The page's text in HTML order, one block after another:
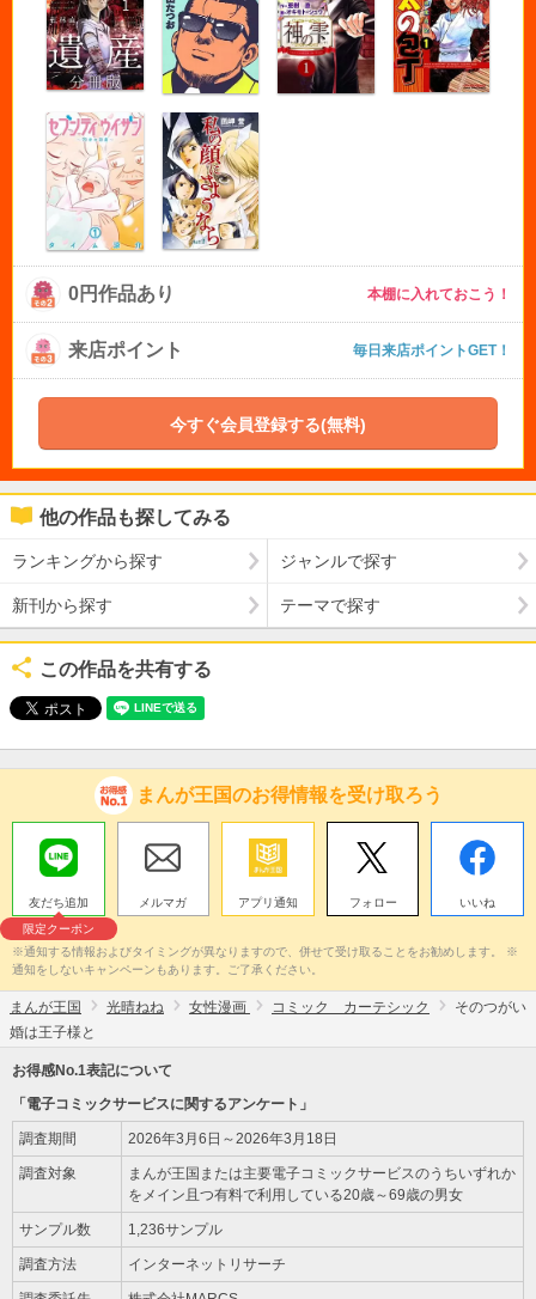
0円作品あり 本棚に入れておこう！
来店ポイント 毎日来店ポイントGET！
今すぐ会員登録する(無料)
他の作品も探してみる
ランキングから探す ジャンルで探す
新刊から探す テーマで探す
この作品を共有する
まんが王国のお得情報を受け取ろう
友だち追加
限定クーポン
メルマガ アプリ通知 フォロー いいね
※通知する情報およびタイミングが異なりますので、併せて受け取ることをお勧めします。 ※
通知をしないキャンペーンもあります。ご了承ください。
まんが王国 光晴ねね 女性漫画 コミック カーテシック
そのつがい
婚は王子様と
お得感No.1表記について
「電子コミックサービスに関するアンケート」
調査期間 2026年3月6日～2026年3月18日
調査対象
まんが王国または主要電子コミックサービスのうちいずれか
をメイン且つ有料で利用している20歳～69歳の男女
サンプル数 1,236サンプル
調査方法 インターネットリサーチ